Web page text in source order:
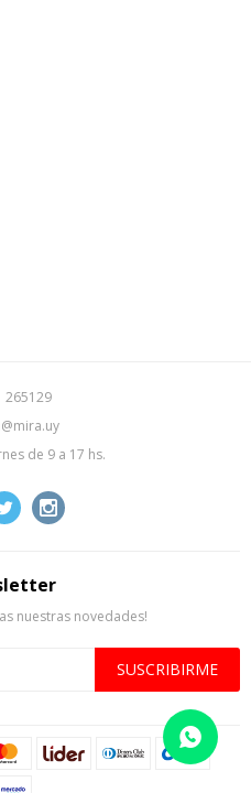
265129
de 9 a 17 hs.

nuestras novedades!
SUSCRIBIRME